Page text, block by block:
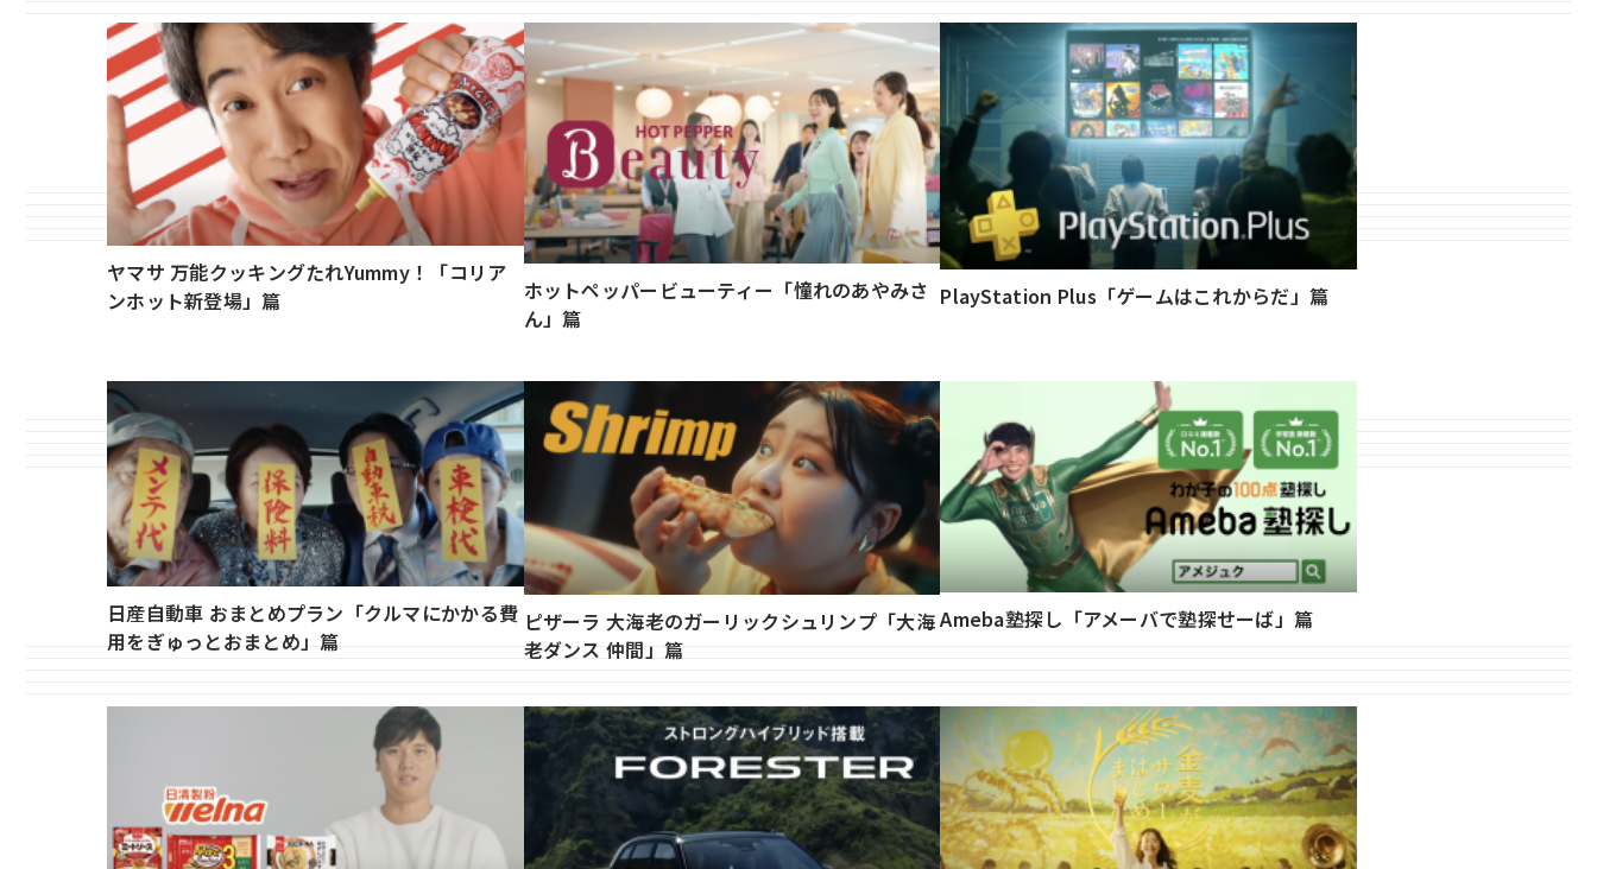
ヤマサ 万能クッキングたれYummy！「コリア
ンホット新登場」篇
ホットペッパービューティー「憧れのあやみさ
ん」篇
PlayStation Plus「ゲームはこれからだ」篇
日産自動車 おまとめプラン「クルマにかかる費
用をぎゅっとおまとめ」篇
ピザーラ 大海老のガーリックシュリンプ「大海
老ダンス 仲間」篇
Ameba塾探し「アメーバで塾探せーば」篇